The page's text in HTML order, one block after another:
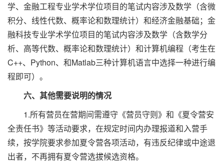
学、金融工程专业学术学位项目的笔试内容涉及数学（含微
积分、线性代数、概率论和数理统计）和经济金融基础；金
融科技专业学术学位项目的笔试内容涉及数学（含数学分
析、高等代数、概率论和数理统计）和计算机编程（考生在
C++、Python、和Matlab三种计算机语言中选择一种进行编
程即可）。
六、其他需要说明的情况
1.所有营员在营期间需遵守《营员守则》和《夏令营安
全责任书》等活动要求，在规定时间内办理报道和入营手
续，按学院要求参加夏令营各项活动，有违反纪律或中途退
出者，不再拥有夏令营选拔候选资格。